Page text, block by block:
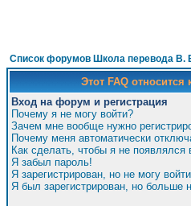
Список форумов Школа перевода В.
Этот FAQ
Вход на форум и регистрация
Почему я не могу войти?
Зачем мне вообще нужно
Почему меня автоматически
Как сделать, чтобы я не появлялся
Я забыл пароль!
Я зарегистрирован, но не могу
Я был зарегистрирован, но больше